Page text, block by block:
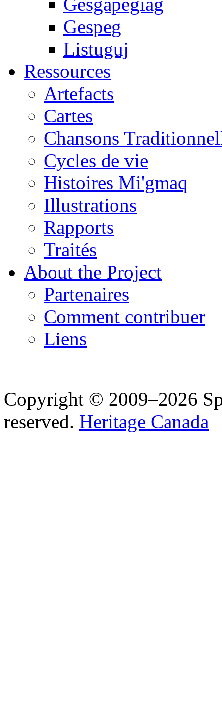
Gesgapegiag
Gespeg
Listuguj
Ressources
Artefacts
Cartes
Chansons
Cycles de vie
Histoires Mi'gmaq
Illustrations
Rapports
Traités
About the Project
Partenaires
Comment contribuer
Liens
Copyright © 2009–2026
reserved. Heritage Canada